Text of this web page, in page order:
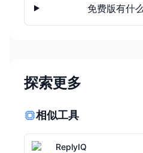
免费版有什
探索更多
相似工具
ReplyIQ